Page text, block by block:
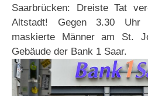
Saarbrücken: Dreiste Tat
Altstadt! Gegen 3.30 Uhr
maskierte Männer am St.
Gebäude der Bank 1 Saar.